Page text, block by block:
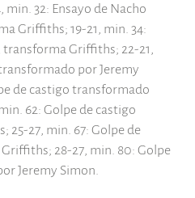
32: Ensayo de Nacho
Griffiths; 19-21, min. 34:
Griffiths; 22-21,
por Jeremy
de castigo transformado
62: Golpe de castigo
27, min. 67: Golpe de
28-27, min. 80: Golpe
Jeremy Simon.